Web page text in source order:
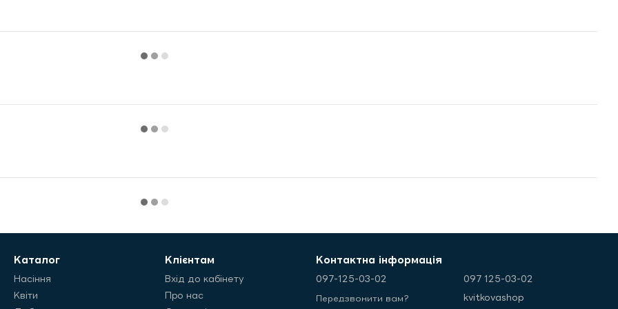
Каталог
Насіння
Квіти
Клієнтам
Вхід до кабінету
Про нас
Контактна інформація
097-125-03-02
Передзвонити вам?
097 125-03-02
kvitkovashop